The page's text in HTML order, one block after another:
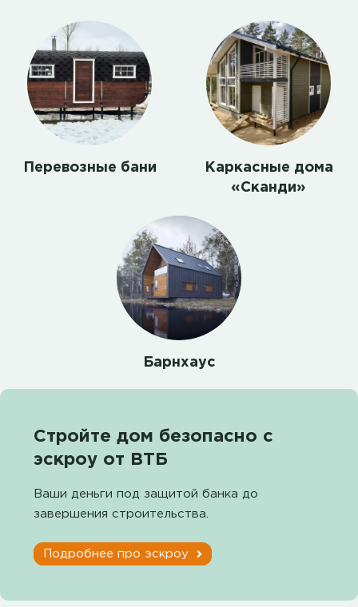
Перевозные бани
Каркасные дома
«Сканди»
Барнхаус
Стройте дом безопасно с
эскроу от ВТБ
Ваши деньги под защитой банка до
завершения строительства.
Подробнее про эскроу